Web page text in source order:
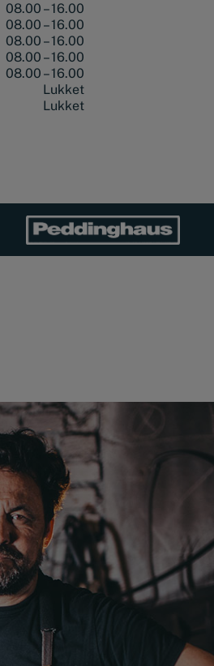
08.00 – 16.00
08.00 – 16.00
08.00 – 16.00
08.00 – 16.00
08.00 – 16.00
Lukket
Lukket